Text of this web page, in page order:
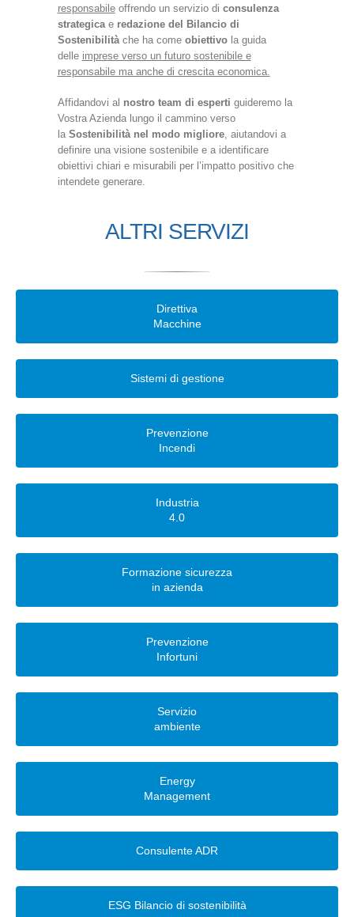
responsabileoffrendo un servizio di consulenza
strategicaeredazione del Bilancio di
Sostenibilitàche ha come obiettivola guida
delle imprese verso un futuro sostenibile e
responsabile ma anche di crescita economica.
Affidandovi al nostro team di esperti guideremo la
Vostra Azienda lungo il cammino verso
la Sostenibilità nel modo migliore, aiutandovi a
definire una visione sostenibile e a identificare
obiettivi chiari e misurabili per l’impatto positivo che
intendete generare.
ALTRI SERVIZI
Direttiva
Macchine
Sistemi di gestione
Prevenzione
Incendi
Industria
4.0
Formazione sicurezza
in azienda
Prevenzione
Infortuni
Servizio
ambiente
Energy
Management
Consulente ADR
ESG Bilancio di sostenibilità